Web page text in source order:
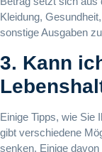
Kleidung,
sonstige Ausgaben
3. Kann
Einige Tipps, wie Sie
gibt verschiedene
senken. Einige